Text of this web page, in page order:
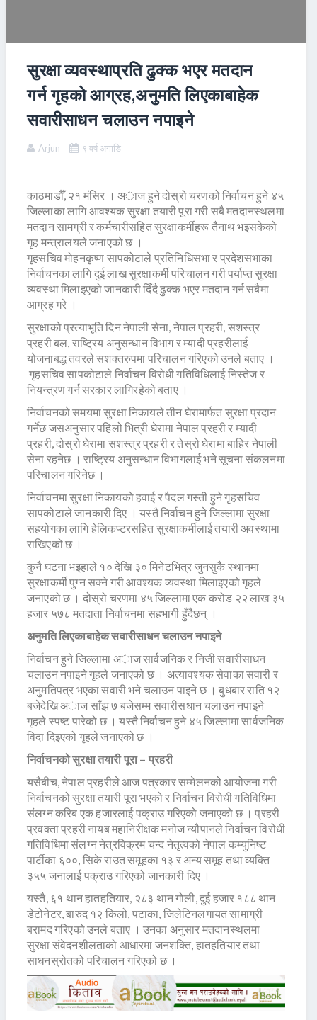
सुरक्षा व्यवस्थाप्रति ढुक्क भएर मतदान
गर्न गृहको आग्रह,अनुमति लिएकाबाहेक
सवारीसाधन चलाउन नपाइने
Arjun ९ वर्ष अगाडि
काठमाडौँ, २१ मंसिर । अाज हुने दोस्रो चरणको निर्वाचन हुने ४५
जिल्लाका लागि आवश्यक सुरक्षा तयारी पूरा गरी सबै मतदानस्थलमा
मतदान सामग्री र कर्मचारीसहित सुरक्षाकर्मीहरू तैनाथ भइसकेको
गृह मन्त्रालयले जनाएको छ ।
गृहसचिव मोहनकृष्ण सापकोटाले प्रतिनिधिसभा र प्रदेशसभाका
निर्वाचनका लागि दुई लाख सुरक्षाकर्मी परिचालन गरी पर्याप्त सुरक्षा
व्यवस्था मिलाइएको जानकारी दिँदै ढुक्क भएर मतदान गर्न सबैमा
आग्रह गरे ।
सुरक्षाको प्रत्याभूति दिन नेपाली सेना, नेपाल प्रहरी, सशस्त्र
प्रहरी बल, राष्ट्रिय अनुसन्धान विभाग र म्यादी प्रहरीलाई
योजनाबद्ध तवरले सशक्तरुपमा परिचालन गरिएको उनले बताए ।
गृहसचिव सापकोटाले निर्वाचन विरोधी गतिविधिलाई निस्तेज र
नियन्त्रण गर्न सरकार लागिरहेको बताए ।
निर्वाचनको समयमा सुरक्षा निकायले तीन घेरामार्फत सुरक्षा प्रदान
गर्नेछ जसअनुसार पहिलो भित्री घेरामा नेपाल प्रहरी र म्यादी
प्रहरी, दोस्रो घेरामा सशस्त्र प्रहरी र तेस्रो घेरामा बाहिर नेपाली
सेना रहनेछ । राष्ट्रिय अनुसन्धान विभागलाई भने सूचना संकलनमा
परिचालन गरिनेछ ।
निर्वाचनमा सुरक्षा निकायको हवाई र पैदल गस्ती हुने गृहसचिव
सापकोटाले जानकारी दिए । यस्तै निर्वाचन हुने जिल्लामा सुरक्षा
सहयोगका लागि हेलिकप्टरसहित सुरक्षाकर्मीलाई तयारी अवस्थामा
राखिएको छ ।
कुनै घटना भइहाले १० देखि ३० मिनेटभित्र जुनसुकै स्थानमा
सुरक्षाकर्मी पुग्न सक्ने गरी आवश्यक व्यवस्था मिलाइएको गृहले
जनाएको छ । दोस्रो चरणमा ४५ जिल्लामा एक करोड २२ लाख ३५
हजार ५७८ मतदाता निर्वाचनमा सहभागी हुँदैछन् ।
अनुमति लिएकाबाहेक सवारीसाधन चलाउन नपाइने
निर्वाचन हुने जिल्लामा अाज सार्वजनिक र निजी सवारीसाधन
चलाउन नपाइने गृहले जनाएको छ । अत्यावश्यक सेवाका सवारी र
अनुमतिपत्र भएका सवारी भने चलाउन पाइने छ । बुधबार राति १२
बजेदेखि अाज साँझ ७ बजेसम्म सवारीसधान चलाउन नपाइने
गृहले स्पष्ट पारेको छ । यस्तै निर्वाचन हुने ४५ जिल्लामा सार्वजनिक
विदा दिइएको गृहले जनाएको छ ।
निर्वाचनको सुरक्षा तयारी पूरा – प्रहरी
यसैबीच, नेपाल प्रहरीले आज पत्रकार सम्मेलनको आयोजना गरी
निर्वाचनको सुरक्षा तयारी पूरा भएको र निर्वाचन विरोधी गतिविधिमा
संलग्न करिब एक हजारलाई पक्राउ गरिएको जनाएको छ । प्रहरी
प्रवक्ता प्रहरी नायब महानिरीक्षक मनोज न्यौपानले निर्वाचन विरोधी
गतिविधिमा संलग्न नेत्रविक्रम चन्द नेतृत्वको नेपाल कम्युनिष्ट
पार्टीका ६००, सिके राउत समूहका १३ र अन्य समूह तथा व्यक्ति
३५५ जनालाई पक्राउ गरिएको जानकारी दिए ।
यस्तै, ६१ थान हातहतियार, २८३ थान गोली, दुई हजार १८८ थान
डेटोनेटर, बारुद १२ किलो, पटाका, जिलेटिनलगायत सामाग्री
बरामद गरिएको उनले बताए । उनका अनुसार मतदानस्थलमा
सुरक्षा संवेदनशीलताको आधारमा जनशक्ति, हातहतियार तथा
साधनस्रोतको परिचालन गरिएको छ ।